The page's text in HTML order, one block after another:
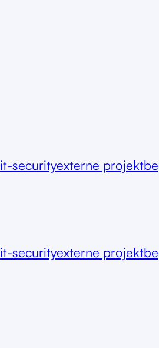
it-securityexterne
it-securityexterne